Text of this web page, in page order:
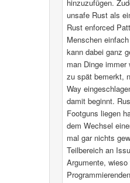
hinzuzufügen.
unsafe Rust als
Rust enforced
Menschen
kann dabei ganz
man Dinge immer
zu spät bemerkt,
Way
damit beginnt.
Footguns liegen
dem Wechsel
mal gar nichts
Teilbereich an
Argumente,